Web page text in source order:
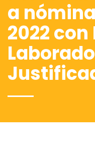
a
2022 con